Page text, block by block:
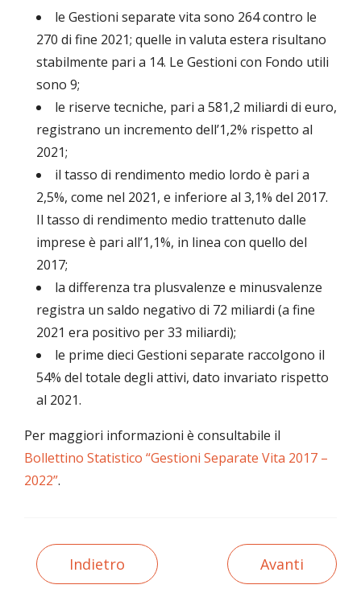
le Gestioni separate vita sono 264 contro le
270 di fine 2021; quelle in valuta estera risultano
stabilmente pari a 14. Le Gestioni con Fondo utili
sono 9;
le riserve tecniche, pari a 581,2 miliardi di euro,
registrano un incremento dell’1,2% rispetto al
2021;
il tasso di rendimento medio lordo è pari a
2,5%, come nel 2021, e inferiore al 3,1% del 2017.
Il tasso di rendimento medio trattenuto dalle
imprese è pari all’1,1%, in linea con quello del
2017;
la differenza tra plusvalenze e minusvalenze
registra un saldo negativo di 72 miliardi (a fine
2021 era positivo per 33 miliardi);
le prime dieci Gestioni separate raccolgono il
54% del totale degli attivi, dato invariato rispetto
al 2021.
Per maggiori informazioni è consultabile il
Bollettino Statistico “Gestioni Separate Vita 2017 –
2022”.
Indietro Avanti